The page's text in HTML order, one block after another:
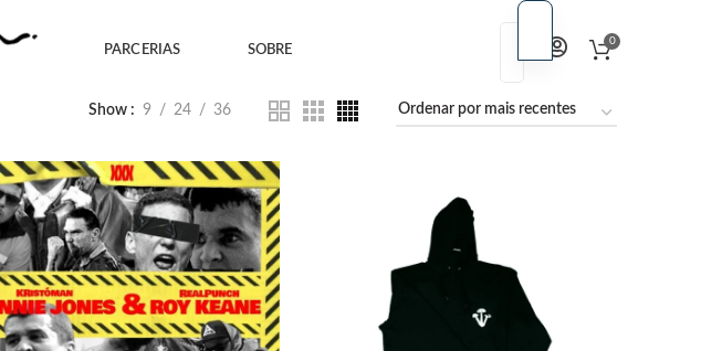
PARCERIAS SOBRE
EN
0
Show 9 24 36
EN